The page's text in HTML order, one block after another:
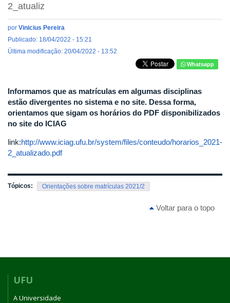
2_atualiz
por Vinicius Pereira
Publicado: 18/04/2022 - 15:21
Última modificação: 20/04/2022 - 13:52
Whatsapp
Informamos que as matrículas em algumas disciplinas
estão divergentes no sistema e no site. Dessa forma,
orientamos que sigam os horários do PDF disponibilizados
no site do ICIAG
link:http://www.iciag.ufu.br/system/files/conteudo/horarios_2021-
2_atualizado.pdf
Tópicos: Orientações sobre matrículas 2021/2
Voltar para o topo
UFU
A Universidade